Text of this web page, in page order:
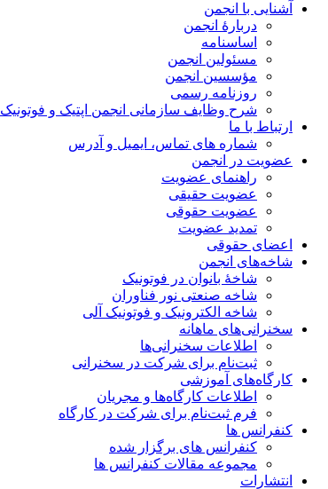
آشنایی با انجمن
دربارۀ انجمن
اساسنامه
مسئولین انجمن
مؤسسین انجمن
روزنامه رسمی
شرح وظایف سازمانی انجمن اپتیک و فوتونیک
ارتباط با ما
شماره های تماس، ایمیل و آدرس
عضویت در انجمن
راهنمای عضویت
عضویت حقیقی
عضویت حقوقی
تمدید عضویت
اعضای حقوقی
شاخه‌های انجمن
شاخۀ بانوان در فوتونیک
شاخه صنعتی نور فناوران
شاخه‌ الکترونیک و فوتونیک آلی
سخنرانی‌های ماهانه
اطلاعات سخنرانی‌‌ها
ثبت‌نام برای شرکت در سخنرانی
کارگاه‌های آموزشی
اطلاعات کارگاه‌ها و مجریان
فرم ثبت‌نام برای شرکت در کارگاه
کنفرانس ها
کنفرانس های برگزار شده
مجموعه مقالات کنفرانس ها
انتشارات